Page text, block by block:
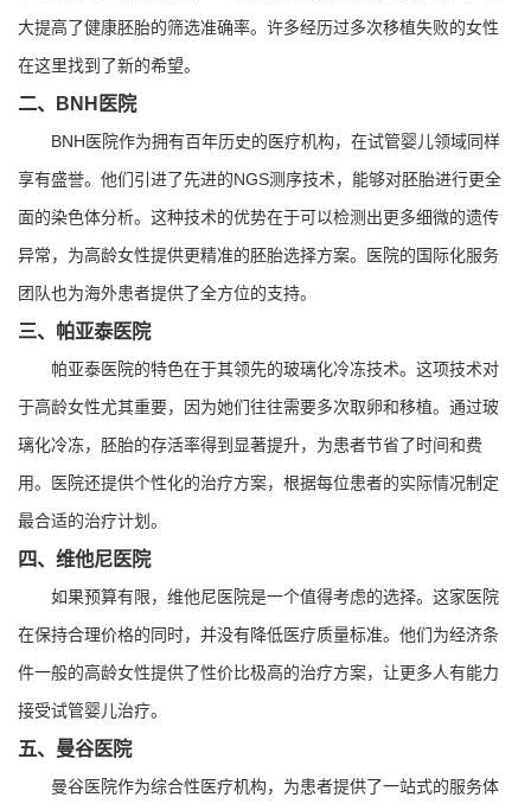
大提高了健康胚胎的筛选准确率。许多经历过多次移植失败的女性
在这里找到了新的希望。
二、BNH医院
BNH医院作为拥有百年历史的医疗机构，在试管婴儿领域同样
享有盛誉。他们引进了先进的NGS测序技术，能够对胚胎进行更全
面的染色体分析。这种技术的优势在于可以检测出更多细微的遗传
异常，为高龄女性提供更精准的胚胎选择方案。医院的国际化服务
团队也为海外患者提供了全方位的支持。
三、帕亚泰医院
帕亚泰医院的特色在于其领先的玻璃化冷冻技术。这项技术对
于高龄女性尤其重要，因为她们往往需要多次取卵和移植。通过玻
璃化冷冻，胚胎的存活率得到显著提升，为患者节省了时间和费
用。医院还提供个性化的治疗方案，根据每位患者的实际情况制定
最合适的治疗计划。
四、维他尼医院
如果预算有限，维他尼医院是一个值得考虑的选择。这家医院
在保持合理价格的同时，并没有降低医疗质量标准。他们为经济条
件一般的高龄女性提供了性价比极高的治疗方案，让更多人有能力
接受试管婴儿治疗。
五、曼谷医院
曼谷医院作为综合性医疗机构，为患者提供了一站式的服务体